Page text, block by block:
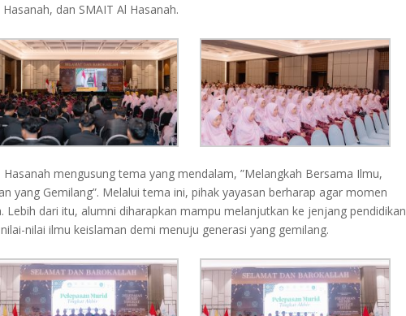
dan SMAIT Al Hasanah.
mengusung tema yang mendalam, ”Melangkah Bersama Ilmu,
yang Gemilang”. Melalui tema ini, pihak yayasan berharap agar momen
Lebih dari itu, alumni diharapkan mampu melanjutkan ke jenjang pendidikan
nilai ilmu keislaman demi menuju generasi yang gemilang.